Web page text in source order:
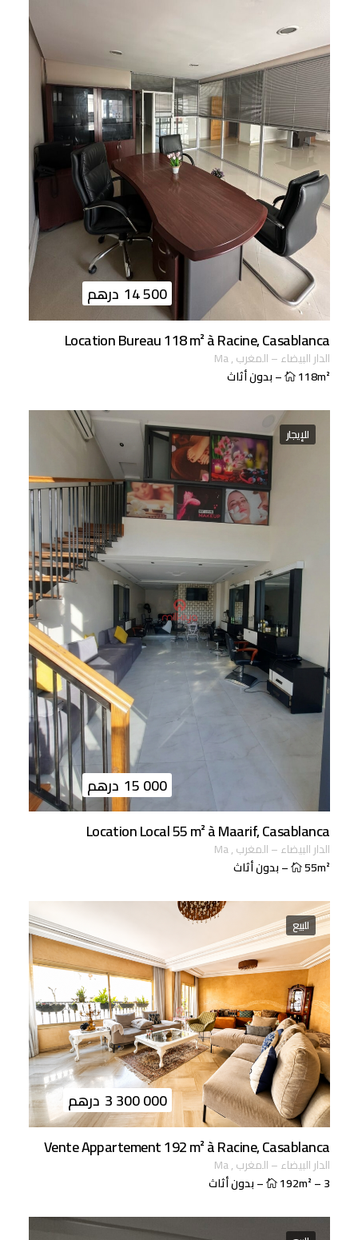
14 500 درهم
Location Bureau 118 m² à Racine, Casablanca
الدار البيضاء– المغرب,
ma
118m²
–بدون أثاث
للإيجار
15 000 درهم
Location Local 55 m² à Maarif, Casablanca
الدار البيضاء– المغرب,
ma
55m²
–بدون أثاث
للبيع
3 300 000 درهم
Vente Appartement 192 m² à Racine, Casablanca
الدار البيضاء– المغرب,
ma
192m²–3
–بدون أثاث